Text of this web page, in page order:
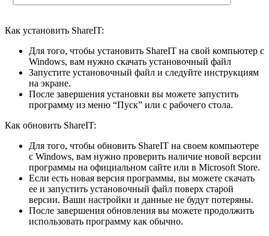
Как установить ShareIT:
Для того, чтобы установить ShareIT на свой компьютер с
Windows, вам нужно скачать установочный файл
Запустите установочный файл и следуйте инструкциям
на экране.
После завершения установки вы можете запустить
программу из меню “Пуск” или с рабочего стола.
Как обновить ShareIT:
Для того, чтобы обновить ShareIT на своем компьютере
с Windows, вам нужно проверить наличие новой версии
программы на официальном сайте или в Microsoft Store.
Если есть новая версия программы, вы можете скачать
ее и запустить установочный файл поверх старой
версии. Ваши настройки и данные не будут потеряны.
После завершения обновления вы можете продолжить
использовать программу как обычно.